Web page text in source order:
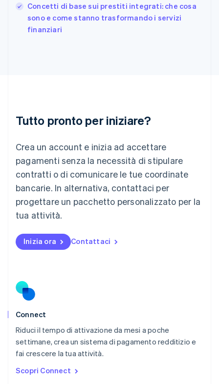
Concetti di base sui prestiti integrati: che cosa
sono e come stanno trasformando i servizi
finanziari
Tutto pronto per iniziare?
Crea un account e inizia ad accettare
pagamenti senza la necessità di stipulare
contratti o di comunicare le tue coordinate
bancarie. In alternativa, contattaci per
progettare un pacchetto personalizzato per la
tua attività.
Inizia ora Contattaci
Connect
Riduci il tempo di attivazione da mesi a poche
settimane, crea un sistema di pagamento redditizio e
fai crescere la tua attività.
Scopri Connect
English
India
Irlanda
English
FrançaisDeutschEnglish
English简体中文
Malta
English
Messico
Español English
Norvegia
Nuova Zelanda
English
Paesi Bassi
Portogallo
Português
RAS di Hong Kong, Cina
Regno Unito
English
Repubblica Ceca
Romania